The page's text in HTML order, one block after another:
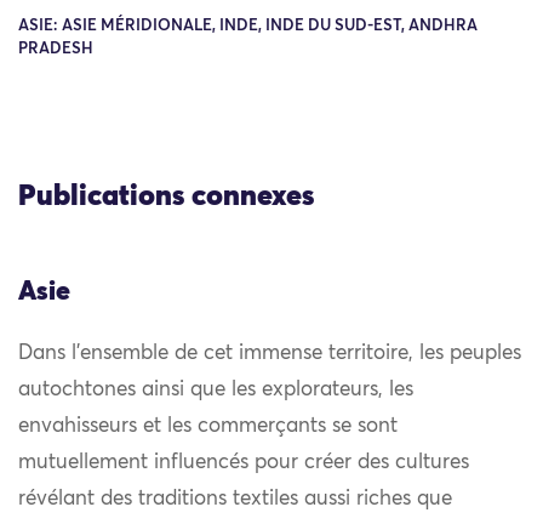
ASIE: ASIE MÉRIDIONALE, INDE, INDE DU SUD-EST, ANDHRA
PRADESH
Publications connexes
Asie
Dans l’ensemble de cet immense territoire, les peuples
autochtones ainsi que les explorateurs, les
envahisseurs et les commerçants se sont
mutuellement influencés pour créer des cultures
révélant des traditions textiles aussi riches que